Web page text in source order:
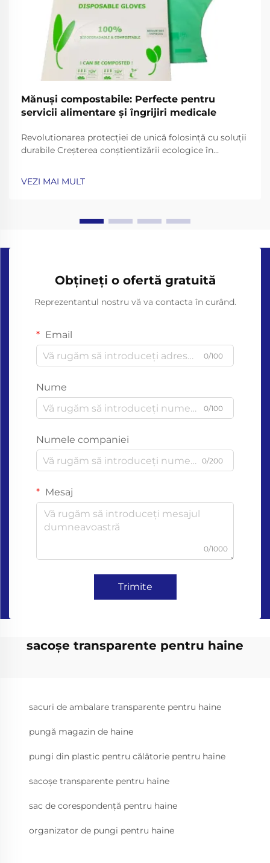
Mănuși compostabile: Perfecte pentru
servicii alimentare și îngrijiri medicale
Revolutionarea protecției de unică folosință cu soluții
durabile Creșterea conștientizării ecologice în
privește consumabilele zilnice. Mănușile
VEZI MAI MULT
Obțineți o ofertă gratuită
Reprezentantul nostru vă va contacta în curând.
Email
0/100
Nume
0/100
Numele companiei
0/200
Mesaj
0/1000
Trimite
sacoșe transparente pentru haine
sacuri de ambalare transparente pentru haine
pungă magazin de haine
pungi din plastic pentru călătorie pentru haine
sacoșe transparente pentru haine
sac de corespondență pentru haine
organizator de pungi pentru haine